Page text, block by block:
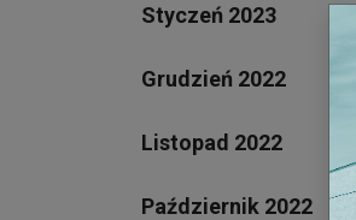
Styczeń 2023
Grudzień 2022
Listopad 2022
Październik 2022